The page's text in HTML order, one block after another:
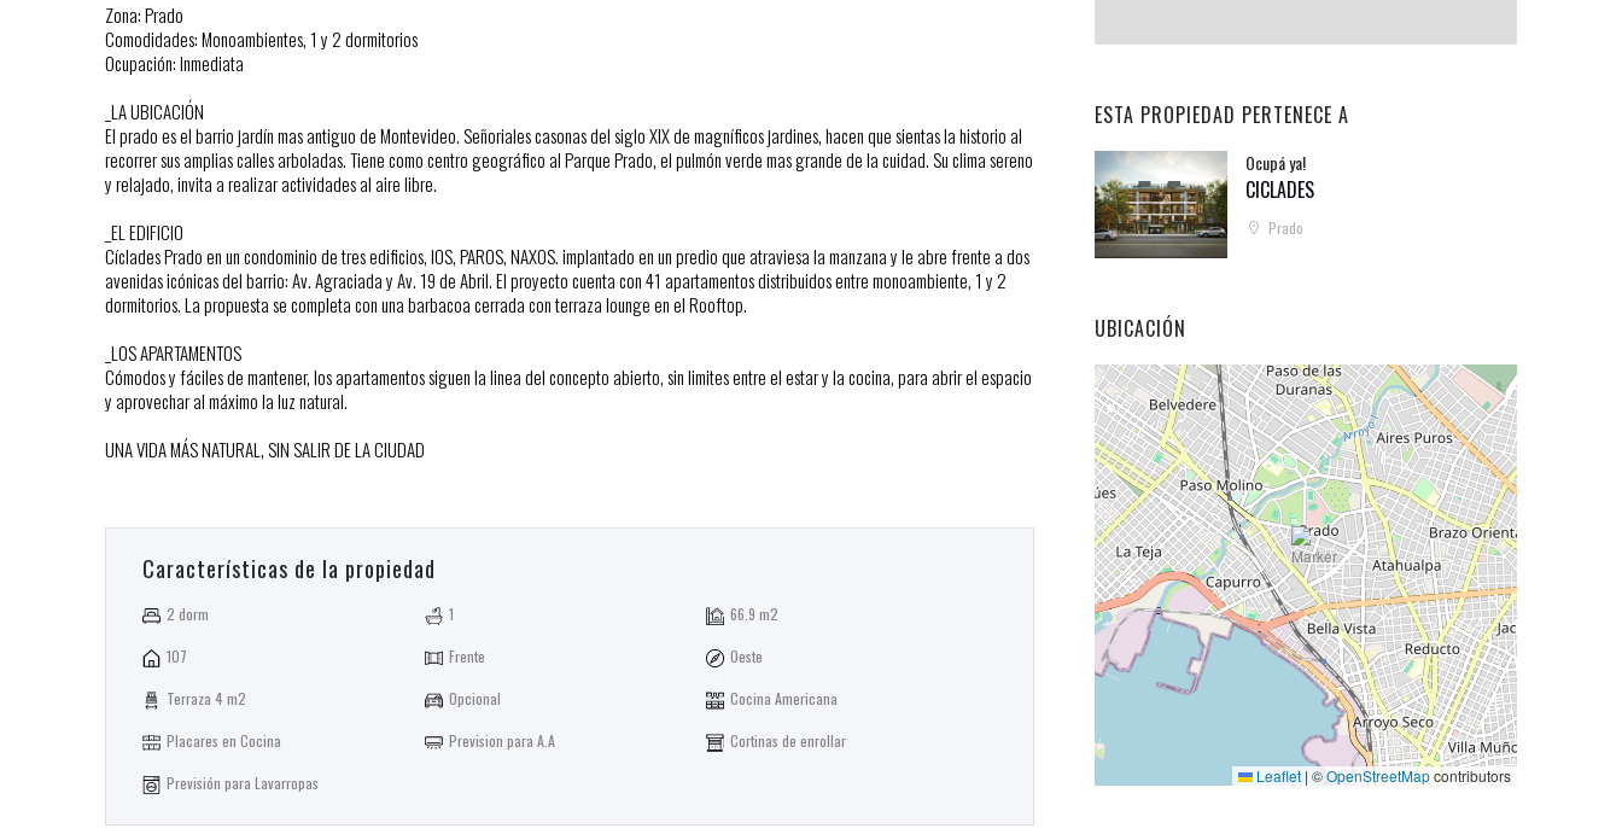
Zona: Prado
Comodidades: Monoambientes, 1 y 2 dormitorios
Ocupación: Inmediata
_LA UBICACIÓN
El prado es el barrio jardín mas antiguo de Montevideo. Señoriales casonas del siglo XIX de magníficos jardines, hacen que sientas la historio al
recorrer sus amplias calles arboladas. Tiene como centro geográfico al Parque Prado, el pulmón verde mas grande de la cuidad. Su clima sereno
y relajado, invita a realizar actividades al aire libre.
_EL EDIFICIO
Cíclades Prado en un condominio de tres edificios, IOS, PAROS, NAXOS. implantado en un predio que atraviesa la manzana y le abre frente a dos
avenidas icónicas del barrio: Av. Agraciada y Av. 19 de Abril. El proyecto cuenta con 41 apartamentos distribuidos entre monoambiente, 1 y 2
dormitorios. La propuesta se completa con una barbacoa cerrada con terraza lounge en el Rooftop.
_LOS APARTAMENTOS
Cómodos y fáciles de mantener, los apartamentos siguen la linea del concepto abierto, sin limites entre el estar y la cocina, para abrir el espacio
y aprovechar al máximo la luz natural.
UNA VIDA MÁS NATURAL, SIN SALIR DE LA CIUDAD
Características de la propiedad
2 dorm 1 66.9 m2
107 Frente Oeste
Terraza 4 m2 Opcional Cocina Americana
Placares en Cocina Prevision para A.A Cortinas de enrollar
Previsión para Lavarropas
ESTA PROPIEDAD PERTENECE A
Ocupá ya!
CICLADES
Prado
UBICACIÓN
Leaflet | ©OpenStreetMapcontributors